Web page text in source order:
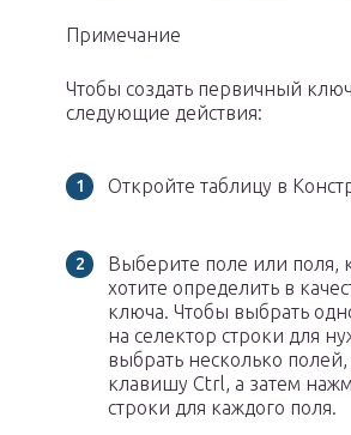
Примечание
Чтобы создать первичный
следующие действия:
Откройте таблицу в
Выберите поле или поля,
хотите определить в
ключа. Чтобы выбрать
на селектор строки для
выбрать несколько
клавишу Ctrl, а затем
строки для каждого поля.